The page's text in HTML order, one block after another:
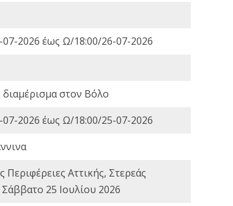
07-2026 έως Ω/18:00/26-07-2026
διαμέρισμα στον Βόλο
07-2026 έως Ω/18:00/25-07-2026
Αττικής, Στερεάς
25 Ιουλίου 2026